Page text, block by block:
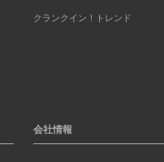
クランクイン！トレンド
会社情報